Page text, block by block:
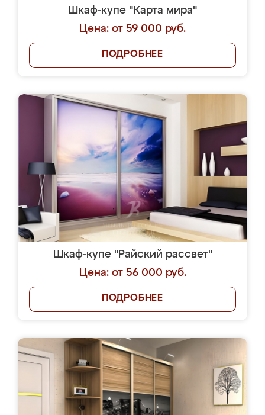
Шкаф-купе "Карта мира"
Цена: от 59 000 руб.
ПОДРОБНЕЕ
Шкаф-купе "Райский рассвет"
Цена: от 56 000 руб.
ПОДРОБНЕЕ